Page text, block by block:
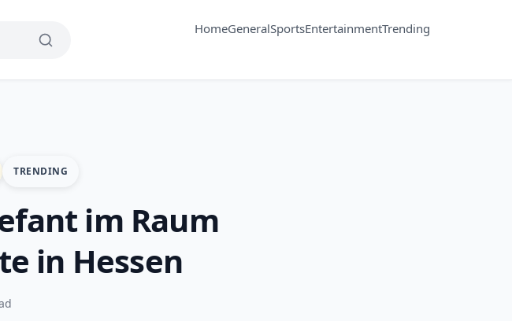
HomeGeneralSportsEntertainmentTrending
TRENDING
im Raum
in Hessen